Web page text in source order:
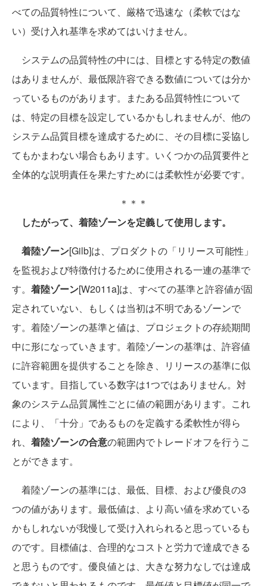
べての品質特性について、厳格で迅速な（柔軟ではな
い）受け入れ基準を求めてはいけません。
システムの品質特性の中には、目標とする特定の数値
はありませんが、最低限許容できる数値については分か
っているものがあります。またある品質特性について
は、特定の目標を設定しているかもしれませんが、他の
システム品質目標を達成するために、その目標に妥協し
てもかまわない場合もあります。いくつかの品質要件と
全体的な説明責任を果たすためには柔軟性が必要です。
＊＊＊
したがって、着陸ゾーンを定義して使用します。
着陸ゾーン[Gilb]は、プロダクトの「リリース可能性」
を監視および特徴付けるために使用される一連の基準で
す。 着陸ゾーン[W2011a]は、すべての基準と許容値が固
定されていない、もしくは当初は不明であるゾーンで
す。着陸ゾーンの基準と値は、プロジェクトの存続期間
中に形になっていきます。着陸ゾーンの基準は、許容値
に許容範囲を提供することを除き、リリースの基準に似
ています。目指している数字は1つではありません。対
象のシステム品質属性ごとに値の範囲があります。これ
により、「十分」であるものを定義する柔軟性が得ら
れ、 着陸ゾーンの合意の範囲内でトレードオフを行うこ
とができます。
着陸ゾーンの基準には、最低、目標、および優良の3
つの値があります。最低値は、より高い値を求めている
かもしれないが我慢して受け入れられると思っているも
のです。目標値は、合理的なコストと労力で達成できる
と思うものです。優良値とは、大きな努力なしでは達成